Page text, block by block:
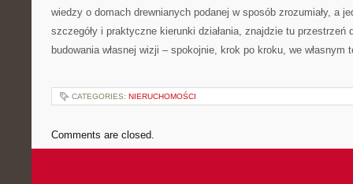
wiedzy o domach drewnianych podanej w sposób zrozumiały, a
szczegóły i praktyczne kierunki działania, znajdzie tu przestrzeń
budowania własnej wizji – spokojnie, krok po kroku, we własnym
CATEGORIES: NIERUCHOMOŚCI
Comments are closed.